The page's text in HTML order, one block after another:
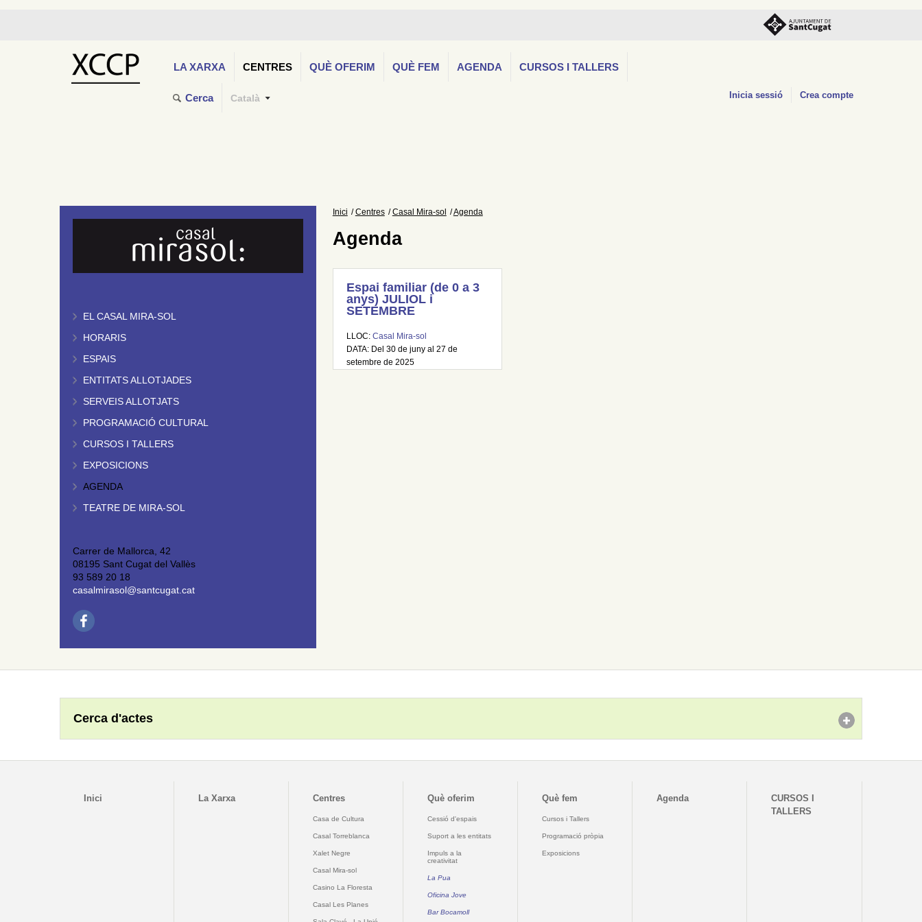
LA XARXA CENTRES QUÈ OFERIM QUÈ FEM AGENDA CURSOS I TALLERS
Cerca Català Inicia sessió Crea compte
EL CASAL MIRA-SOL
HORARIS
ESPAIS
ENTITATS ALLOTJADES
SERVEIS ALLOTJATS
PROGRAMACIÓ CULTURAL
CURSOS I TALLERS
EXPOSICIONS
AGENDA
TEATRE DE MIRA-SOL
Carrer de Mallorca, 42
08195 Sant Cugat del Vallès
93 589 20 18
casalmirasol@santcugat.cat
Inici Centres Casal Mira-sol Agenda
Agenda
Espai familiar (de 0 a 3
anys) JULIOL i
SETEMBRE
LLOC: Casal Mira-sol
DATA: Del 30 de juny al 27 de
setembre de 2025
Cerca d'actes
Inici La Xarxa Centres
Casa de Cultura
Casal Torreblanca
Xalet Negre
Casal Mira-sol
Casino La Floresta
Casal Les Planes
Què oferim
Cessió d'espais
Suport a les entitats
Impuls a la
creativitat
La Pua
Oficina Jove
Bar Bocamoll
Què fem
Cursos i Tallers
Programació pròpia
Exposicions
Agenda
CURSOS I
TALLERS